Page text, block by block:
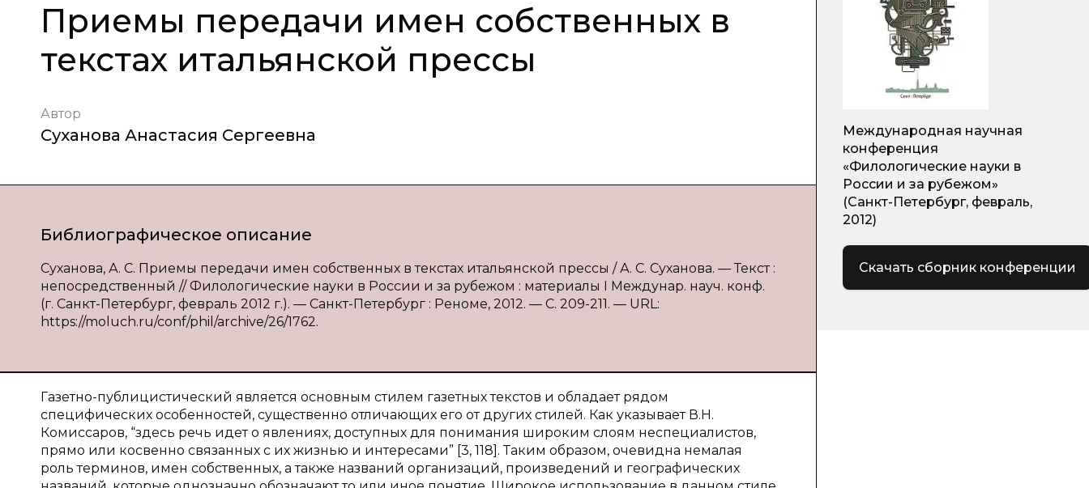
Приемы передачи имен собственных в
текстах итальянской прессы
Автор
Суханова Анастасия Сергеевна
Библиографическое описание
Суханова, А. С. Приемы передачи имен собственных в текстах итальянской прессы / А. С. Суханова. — Текст :
непосредственный // Филологические науки в России и за рубежом : материалы I Междунар. науч. конф.
(г. Санкт-Петербург, февраль 2012 г.). — Санкт-Петербург : Реноме, 2012. — С. 209-211. — URL:
https://moluch.ru/conf/phil/archive/26/1762.
Газетно-публицистический является основным стилем газетных текстов и обладает рядом
специфических особенностей, существенно отличающих его от других стилей. Как указывает В.Н.
Комиссаров, “здесь речь идет о явлениях, доступных для понимания широким слоям неспециалистов,
прямо или косвенно связанных с их жизнью и интересами” [3, 118]. Таким образом, очевидна немалая
роль терминов, имен собственных, а также названий организаций, произведений и географических
Международная научная
конференция
«Филологические науки в
России и за рубежом»
(Санкт-Петербург, февраль,
2012)
Скачать сборник конференции